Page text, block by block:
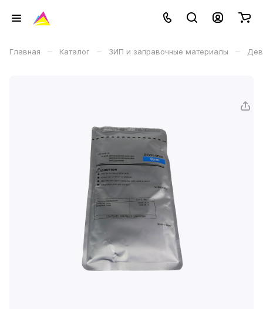
Главная – Каталог – ЗИП и заправочные материалы –